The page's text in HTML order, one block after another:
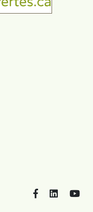
FacebookLinkedIn